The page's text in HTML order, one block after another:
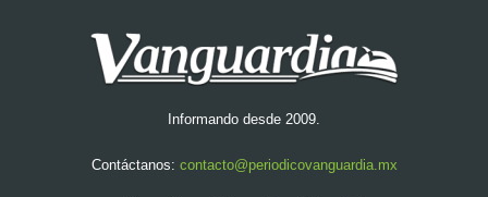
Informando desde 2009.
Contáctanos: contacto@periodicovanguardia.mx